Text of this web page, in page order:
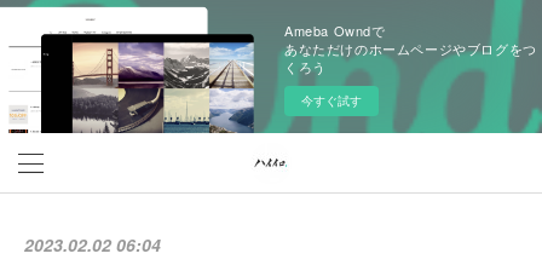
Ameba Owndで
あなただけのホームページやブログをつ
くろう
今すぐ試す
2023.02.02 06:04